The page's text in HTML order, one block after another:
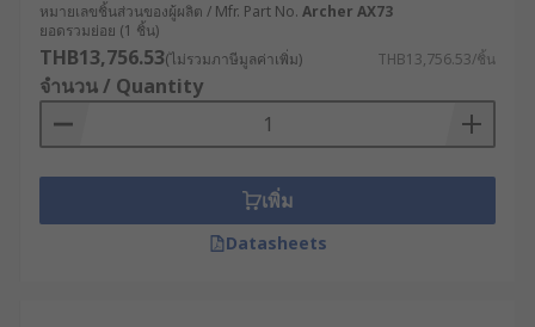
ประมวลผลข้อมูล ณ จุดที่เกิดข้อมูล (Edge) ลด
การส่งข้อมูลไปยังศูนย์ข้อมูลกลาง เหมาะสำหรับ
ระบบ IoT ที่ต้องการการตอบสนองแบบเรียลไทม์
เราเตอร์ PoE (Power over Ethernet ): สามารถ
จ่ายไฟผ่านสายแลนให้แก่อุปกรณ์ปลายทาง เช่น
โทรศัพท์ VoIP ช่วยลดความซับซ้อนในการเดิน
สายไฟ
หมายเลขชิ้นส่วนของผู้ผลิต / Mfr. Part No. Archer AX73
ยอดรวมย่อย (1 ชิ้น)
THB13,756.53(ไม่รวมภาษีมูลค่าเพิ่ม) THB13,756.53/ชิ้น
จำนวน / Quantity
เพิ่ม
Datasheets